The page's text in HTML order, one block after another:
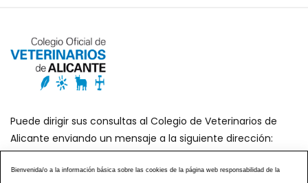
Puede dirigir sus consultas al Colegio de Veterinarios de
Alicante enviando un mensaje a la siguiente dirección:
secretaria@icoval.org
Bienvenida/o a la información básica sobre las cookies de la página web responsabilidad de la